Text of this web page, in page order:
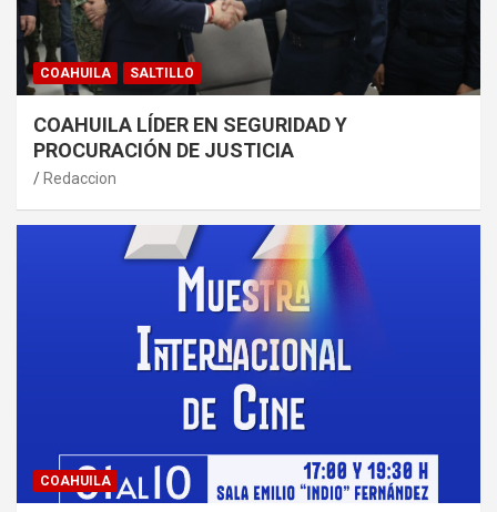
COAHUILA SALTILLO
COAHUILA LÍDER EN SEGURIDAD Y
PROCURACIÓN DE JUSTICIA
Redaccion
COAHUILA